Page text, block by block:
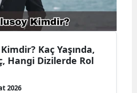
Kaç Yaşında,
Hangi Dizilerde Rol
2026